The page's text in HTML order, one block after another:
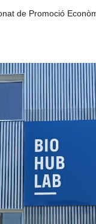
de Promoció